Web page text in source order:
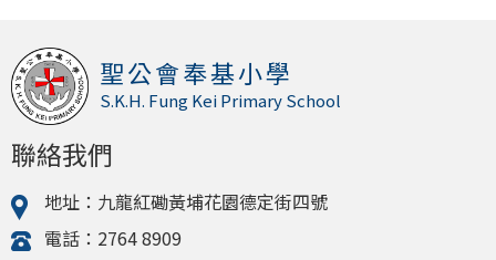
聖公會奉基小學
S.K.H. Fung Kei Primary School
聯絡我們
地址：九龍紅磡黃埔花園德定街四號
電話：2764 8909